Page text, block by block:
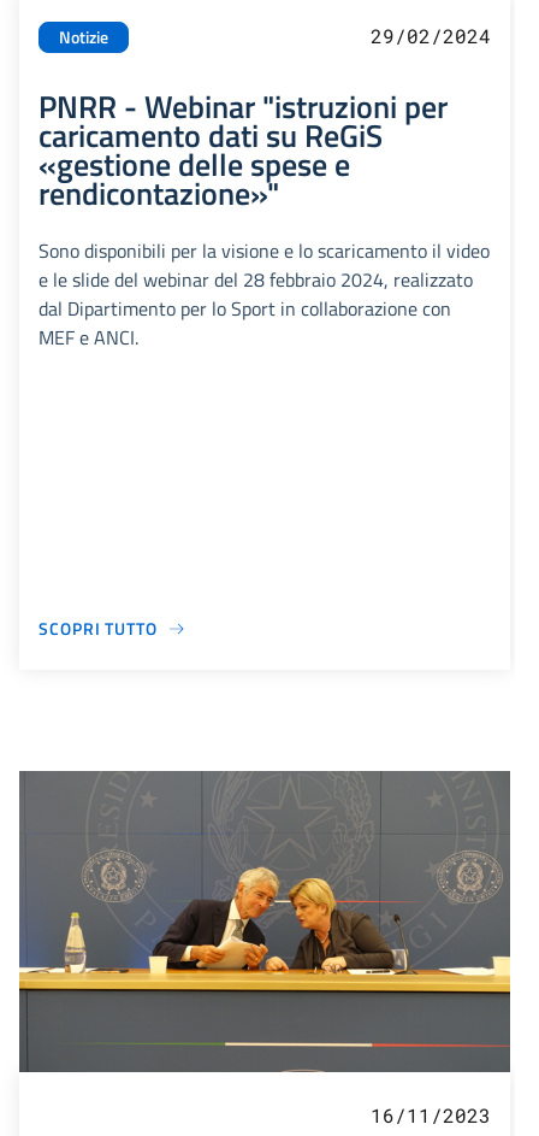
Notizie 29/02/2024
PNRR - Webinar "istruzioni per
caricamento dati su ReGiS
«gestione delle spese e
rendicontazione»"
Sono disponibili per la visione e lo scaricamento il video
e le slide del webinar del 28 febbraio 2024, realizzato
dal Dipartimento per lo Sport in collaborazione con
MEF e ANCI.
SCOPRI TUTTO
16/11/2023